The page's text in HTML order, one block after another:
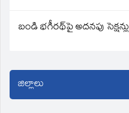
బండి భగీరథ్‌పై అదనపు సెక్షన్లు